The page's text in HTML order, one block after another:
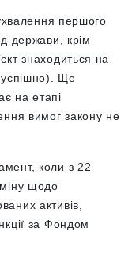
першого
держави, крім
знаходиться на
Ще
на етапі
вимог закону не
коли з 22
щодо
активів,
за Фондом